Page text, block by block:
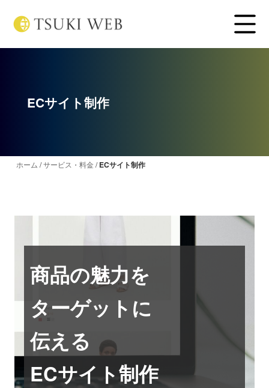
ECサイト制作
ホーム /サービス・料金 /ECサイト制作
商品の魅力を
ターゲットに
伝える
ECサイト制作